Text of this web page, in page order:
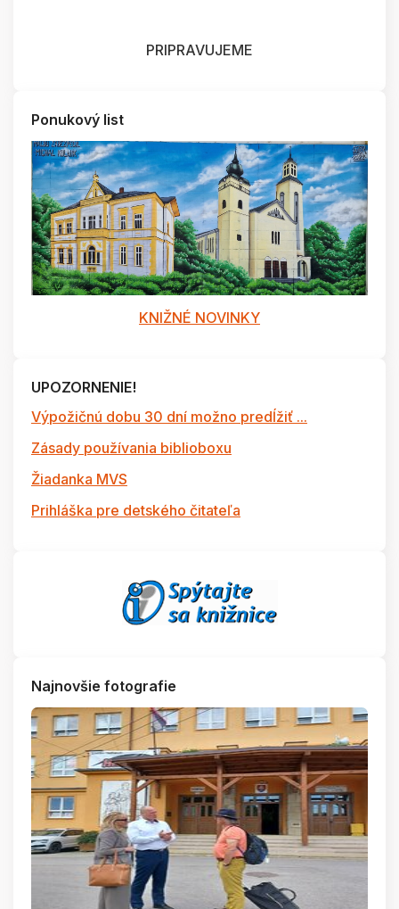
PRIPRAVUJEME
Ponukový list
KNIŽNÉ NOVINKY
UPOZORNENIE!
Výpožičnú dobu 30 dní možno predĺžiť ...
Zásady používania biblioboxu
Žiadanka MVS
Prihláška pre detského čitateľa
Najnovšie fotografie